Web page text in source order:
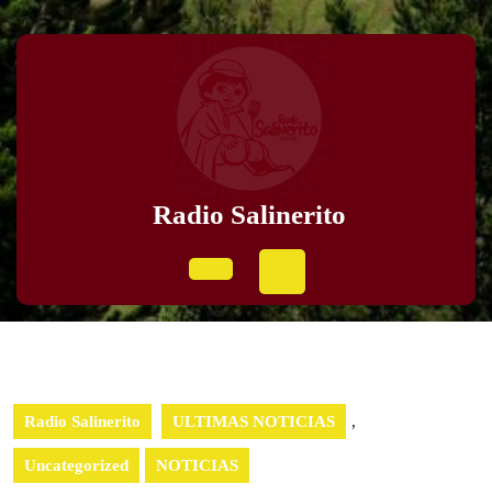
Radio Salinerito
Radio Salinerito ULTIMAS NOTICIAS ,
Uncategorized NOTICIAS